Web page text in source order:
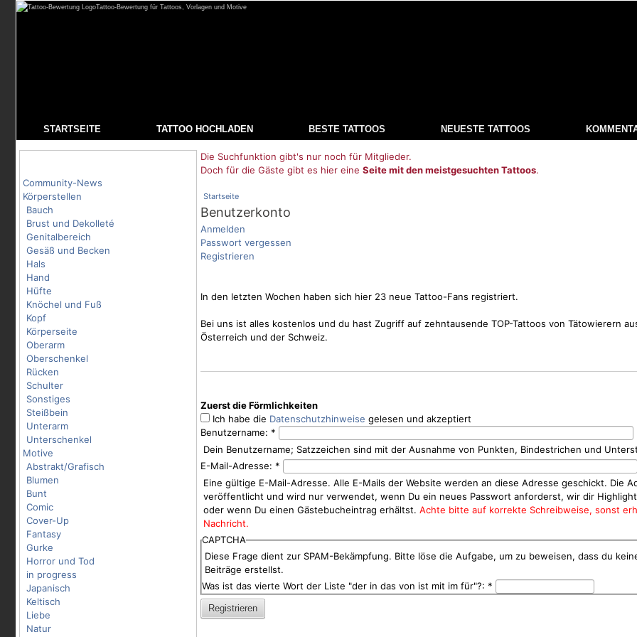
Tattoo-Bewertung für Tattoos, Vorlagen und Motive
STARTSEITE TATTOO HOCHLADEN BESTE TATTOOS NEUESTE TATTOOS
Community-News
Körperstellen
Bauch
Brust und Dekolleté
Genitalbereich
Gesäß und Becken
Hals
Hand
Hüfte
Knöchel und Fuß
Kopf
Körperseite
Oberarm
Oberschenkel
Rücken
Schulter
Sonstiges
Steißbein
Unterarm
Unterschenkel
Motive
Abstrakt/Grafisch
Blumen
Bunt
Comic
Cover-Up
Fantasy
Gurke
Horror und Tod
in progress
Japanisch
Keltisch
Liebe
Natur
Die Suchfunktion gibt's nur noch für Mitglieder.
Doch für die Gäste gibt es hier eine Seite mit den meistgesuchten Tattoos.
Startseite
Benutzerkonto
Anmelden
Passwort vergessen
Registrieren
In den letzten Wochen haben sich hier 23 neue Tattoo-Fans registriert.
Bei uns ist alles kostenlos und du hast Zugriff auf zehntausende TOP-Tattoos von Tätowierern
Österreich und der Schweiz.
Zuerst die Förmlichkeiten
Ich habe die Datenschutzhinweise gelesen und akzeptiert
Benutzername: *
Dein Benutzername; Satzzeichen sind mit der Ausnahme von Punkten, Bindestrichen und
E-Mail-Adresse: *
Eine gültige E-Mail-Adresse. Alle E-Mails der Website werden an diese Adresse geschickt. Die
veröffentlicht und wird nur verwendet, wenn Du ein neues Passwort anforderst, wir dir
oder wenn Du einen Gästebucheintrag erhältst. Achte bitte auf korrekte Schreibweise, sonst
Nachricht.
CAPTCHA
Diese Frage dient zur SPAM-Bekämpfung. Bitte löse die Aufgabe, um zu beweisen, dass du
Beiträge erstellst.
Was ist das vierte Wort der Liste "der in das von ist mit im für"?: *